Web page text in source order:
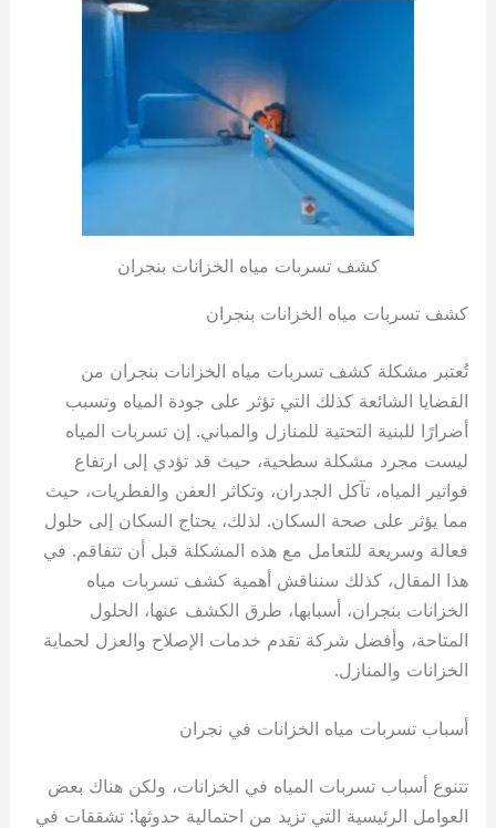
كشف تسربات مياه الخزانات بنجران
كشف تسربات مياه الخزانات بنجران
تُعتبر مشكلة كشف تسربات مياه الخزانات بنجران من
القضايا الشائعة كذلك التي تؤثر على جودة المياه وتسبب
أضرارًا للبنية التحتية للمنازل والمباني. إن تسربات المياه
ليست مجرد مشكلة سطحية، حيث قد تؤدي إلى ارتفاع
فواتير المياه، تآكل الجدران، وتكاثر العفن والفطريات، حيث
مما يؤثر على صحة السكان. لذلك، يحتاج السكان إلى حلول
فعالة وسريعة للتعامل مع هذه المشكلة قبل أن تتفاقم. في
هذا المقال، كذلك سنناقش أهمية كشف تسربات مياه
الخزانات بنجران، أسبابها، طرق الكشف عنها، الحلول
المتاحة، وأفضل شركة تقدم خدمات الإصلاح والعزل لحماية
الخزانات والمنازل.
أسباب تسربات مياه الخزانات في نجران
تتنوع أسباب تسربات المياه في الخزانات، ولكن هناك بعض
العوامل الرئيسية التي تزيد من احتمالية حدوثها: تشققات في